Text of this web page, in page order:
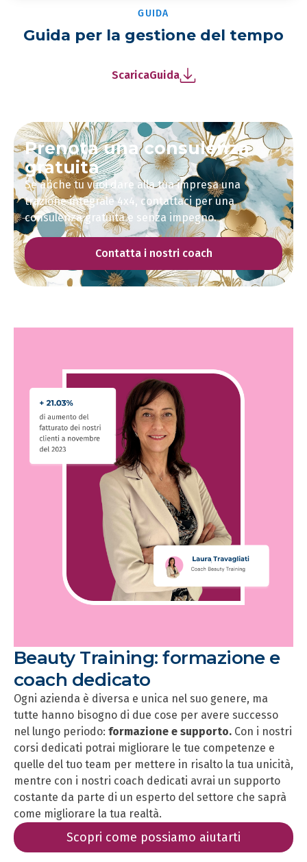
GUIDA
Guida per la gestione del tempo
ScaricaGuida
Prenota una consulenza
gratuita
Se anche tu vuoi dare alla tua impresa una
trazione integrale 4x4, contattaci per una
consulenza gratuita e senza impegno.
Contatta i nostri coach
Beauty Training: formazione e
coach dedicato
Ogni azienda è diversa e unica nel suo genere, ma
tutte hanno bisogno di due cose per avere successo
nel lungo periodo: formazione e supporto. Con i nostri
corsi dedicati potrai migliorare le tue competenze e
quelle del tuo team per mettere in risalto la tua unicità,
mentre con i nostri coach dedicati avrai un supporto
costante da parte di un esperto del settore che saprà
come migliorare la tua realtà.
Scopri come possiamo aiutarti